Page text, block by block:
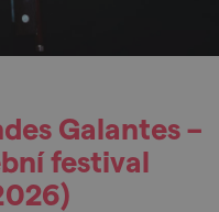
Galantes –
festival